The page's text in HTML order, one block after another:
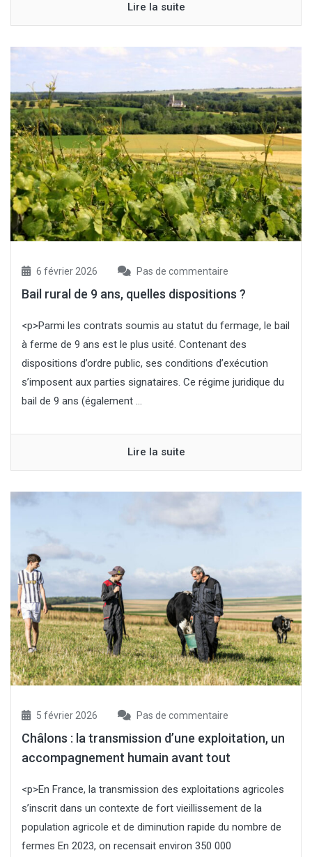
Lire la suite
6 février 2026 Pas de commentaire
Bail rural de 9 ans, quelles dispositions ?
<p>Parmi les contrats soumis au statut du fermage, le bail
à ferme de 9 ans est le plus usité. Contenant des
dispositions d’ordre public, ses conditions d’exécution
s’imposent aux parties signataires. Ce régime juridique du
bail de 9 ans (également ...
Lire la suite
5 février 2026 Pas de commentaire
Châlons : la transmission d’une exploitation, un
accompagnement humain avant tout
<p>En France, la transmission des exploitations agricoles
s’inscrit dans un contexte de fort vieillissement de la
population agricole et de diminution rapide du nombre de
fermes En 2023, on recensait environ 350 000